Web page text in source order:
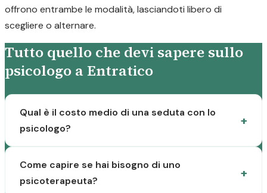
offrono entrambe le modalità, lasciandoti libero di
scegliere o alternare.
Tutto quello che devi sapere sullo
psicologo a Entratico
Qual è il costo medio di una seduta con lo
psicologo?
Come capire se hai bisogno di uno
psicoterapeuta?